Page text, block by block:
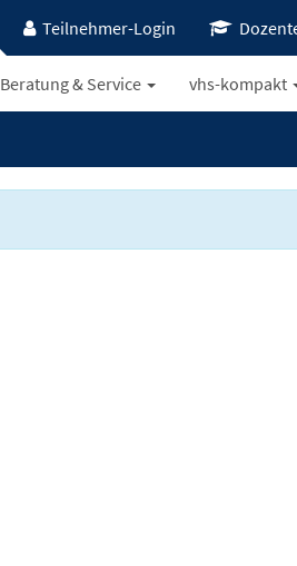
Teilnehmer-Login
Beratung & Service vhs-kompakt